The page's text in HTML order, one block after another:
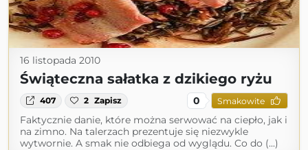
16 listopada 2010
Świąteczna sałatka z dzikiego ryżu
407 2 Zapisz 0 Smakowite
Faktycznie danie, które można serwować na ciepło, jak i
na zimno. Na talerzach prezentuje się niezwykle
wytwornie. A smak nie odbiega od wyglądu. Co do (...)